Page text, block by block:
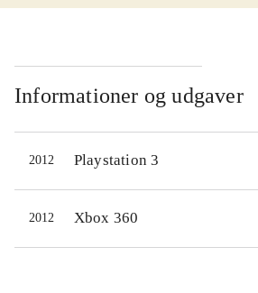
startende ved børn fra 12 år.
magtes af alle i målgruppen.
12 og ikoner for vold og grimt
Spillets mest vellykkede del er
mode. Her kan man gennemleve
udvalgte figurers historie på
smukkeste vis. Undervejs skal
Informationer og udgaver
2012 Playstation 3
2012 Xbox 360